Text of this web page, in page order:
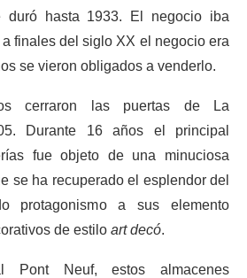
duró hasta 1933. El negocio iba
finales del siglo XX el negocio era
se vieron obligados a venderlo.
cerraron las puertas de La
Durante 16 años el principal
fue objeto de una minuciosa
se ha recuperado el esplendor del
protagonismo a sus elemento
de estilo art decó.
Pont Neuf, estos almacenes